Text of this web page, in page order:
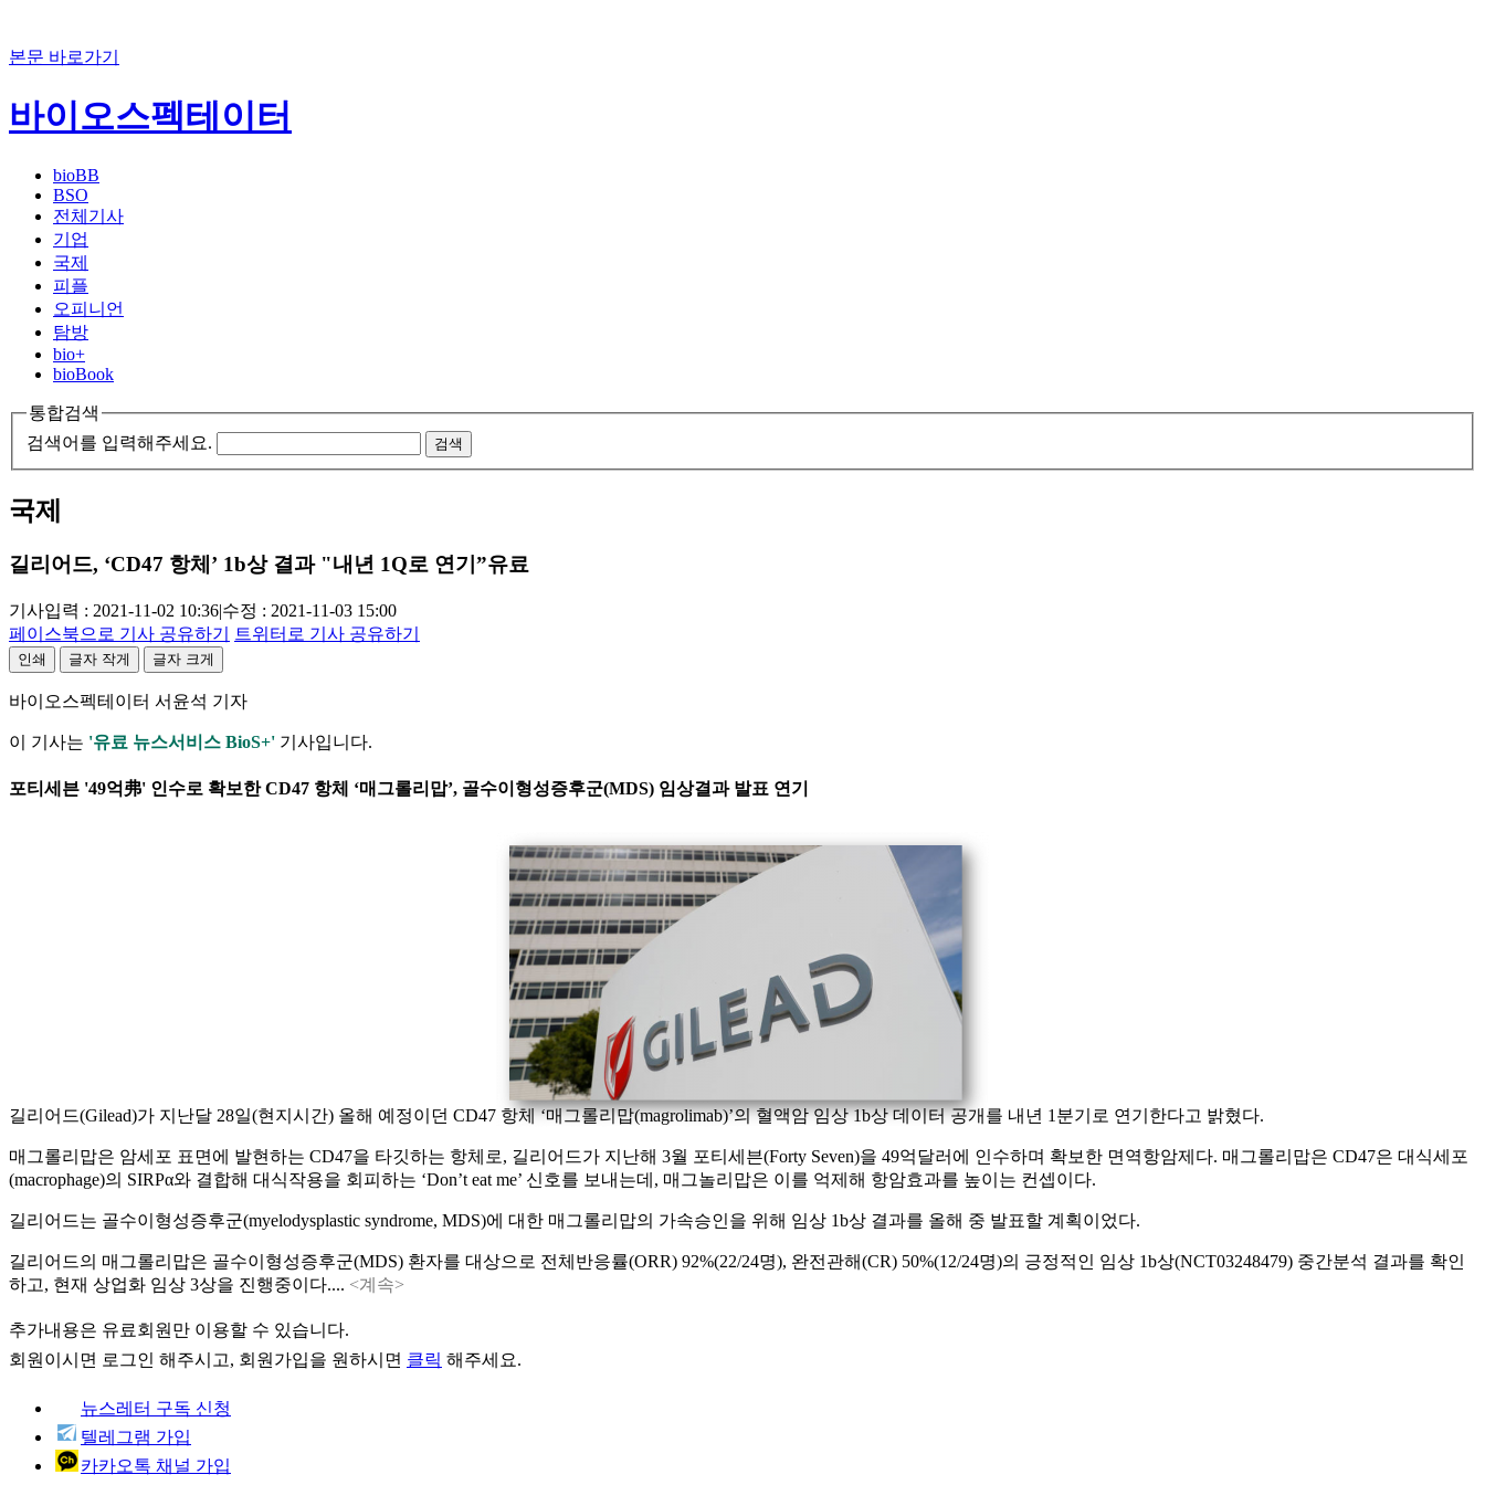
본문 바로가기
바이오스펙테이터
bioBB
BSO
전체기사
기업
국제
피플
오피니언
탐방
bio+
bioBook
통합검색
검색어를 입력해주세요.
검색
국제
길리어드, ‘CD47 항체’ 1b상 결과 "내년 1Q로 연기”유료
기사입력 : 2021-11-02 10:36|수정 : 2021-11-03 15:00
페이스북으로 기사 공유하기
트위터로 기사 공유하기
인쇄 글자 작게 글자 크게
바이오스펙테이터 서윤석 기자
이 기사는 '유료 뉴스서비스 BioS+' 기사입니다.
포티세븐 '49억弗' 인수로 확보한 CD47 항체 ‘매그롤리맙’, 골수이형성증후군(MDS) 임상결과 발표 연기
길리어드(Gilead)가 지난달 28일(현지시간) 올해 예정이던 CD47 항체 ‘매그롤리맙(magrolimab)’의 혈액암 임상 1b상 데이터 공개를 내년 1분기로 연기한다고 밝혔다.
매그롤리맙은 암세포 표면에 발현하는 CD47을 타깃하는 항체로, 길리어드가 지난해 3월 포티세븐(Forty Seven)을 49억달러에 인수하며 확보한 면역항암제다. 매그롤리맙은 CD47은 대식세포
(macrophage)의 SIRPα와 결합해 대식작용을 회피하는 ‘Don’t eat me’ 신호를 보내는데, 매그놀리맙은 이를 억제해 항암효과를 높이는 컨셉이다.
길리어드는 골수이형성증후군(myelodysplastic syndrome, MDS)에 대한 매그롤리맙의 가속승인을 위해 임상 1b상 결과를 올해 중 발표할 계획이었다.
길리어드의 매그롤리맙은 골수이형성증후군(MDS) 환자를 대상으로 전체반응률(ORR) 92%(22/24명), 완전관해(CR) 50%(12/24명)의 긍정적인 임상 1b상(NCT03248479) 중간분석 결과를 확인
하고, 현재 상업화 임상 3상을 진행중이다.... <계속>
추가내용은 유료회원만 이용할 수 있습니다.
회원이시면 로그인 해주시고, 회원가입을 원하시면 클릭 해주세요.
뉴스레터 구독 신청
텔레그램 가입
카카오톡 채널 가입